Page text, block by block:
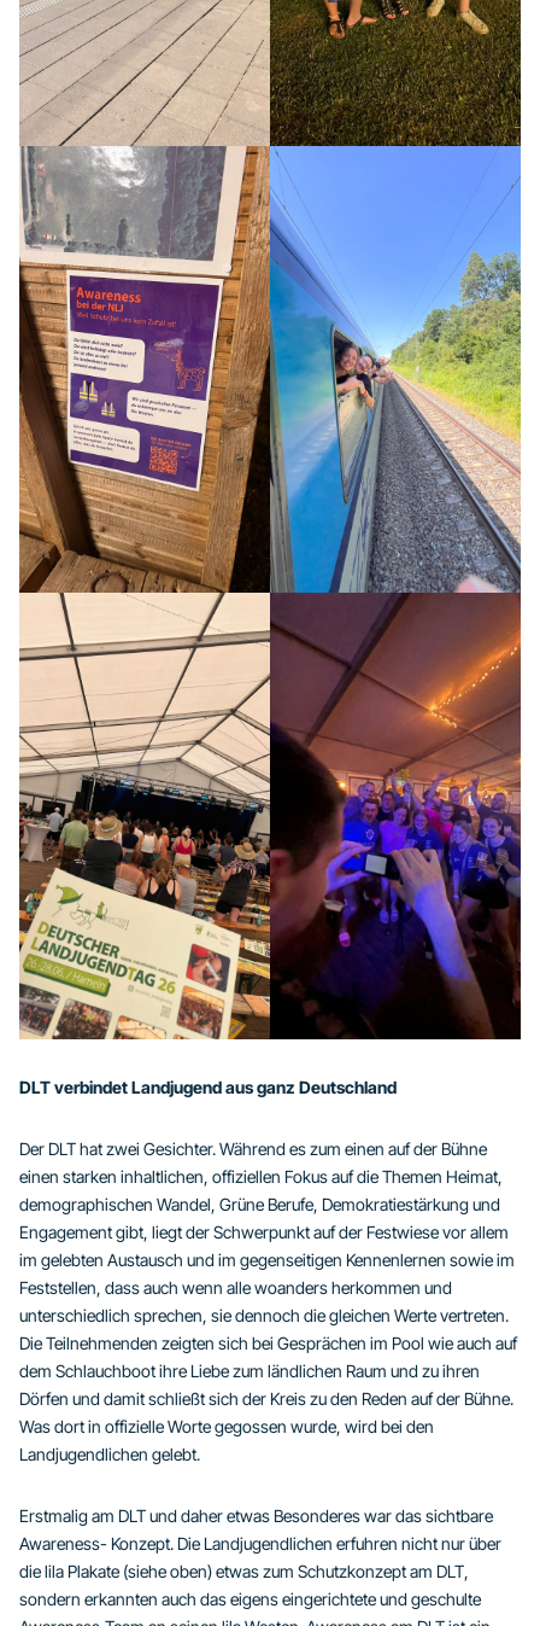
DLT verbindet Landjugend aus ganz Deutschland
Der DLT hat zwei Gesichter. Während es zum einen auf der Bühne
einen starken inhaltlichen, offiziellen Fokus auf die Themen Heimat,
demographischen Wandel, Grüne Berufe, Demokratiestärkung und
Engagement gibt, liegt der Schwerpunkt auf der Festwiese vor allem
im gelebten Austausch und im gegenseitigen Kennenlernen sowie im
Feststellen, dass auch wenn alle woanders herkommen und
unterschiedlich sprechen, sie dennoch die gleichen Werte vertreten.
Die Teilnehmenden zeigten sich bei Gesprächen im Pool wie auch auf
dem Schlauchboot ihre Liebe zum ländlichen Raum und zu ihren
Dörfen und damit schließt sich der Kreis zu den Reden auf der Bühne.
Was dort in offizielle Worte gegossen wurde, wird bei den
Landjugendlichen gelebt.
Erstmalig am DLT und daher etwas Besonderes war das sichtbare
Awareness- Konzept. Die Landjugendlichen erfuhren nicht nur über
die lila Plakate (siehe oben) etwas zum Schutzkonzept am DLT,
sondern erkannten auch das eigens eingerichtete und geschulte